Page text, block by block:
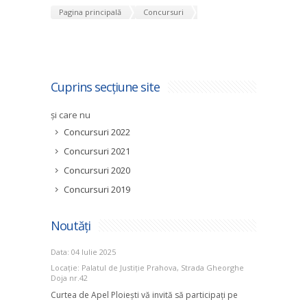
Pagina principală Concursuri
Cuprins secțiune site
și care nu
Concursuri 2022
Concursuri 2021
Concursuri 2020
Concursuri 2019
Noutăți
Data: 04 Iulie 2025
Locație: Palatul de Justiție Prahova, Strada Gheorghe
Doja nr.42
Curtea de Apel Ploiești vă invită să participați pe